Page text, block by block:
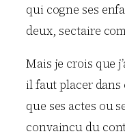
qui cogne ses
deux, sectaire
Mais je crois que
il faut placer
que ses actes ou
convaincu du